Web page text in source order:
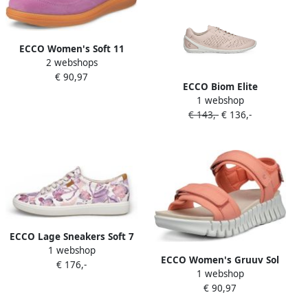
ECCO Women's Soft 11
Sneakers roze
2 webshops
€ 90,97
ECCO Biom Elite
geperforeerde leren
sneakers Roze
1 webshop
€ 143,- € 136,-
ECCO Lage Sneakers Soft 7
1 webshop
€ 176,-
ECCO Women's Gruuv Sol
Sandalen roze
1 webshop
€ 90,97